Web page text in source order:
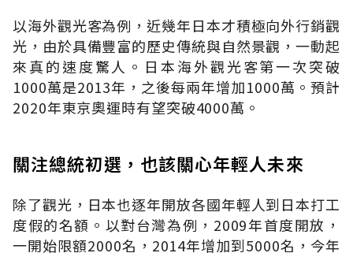
以海外觀光客為例，近幾年日本才積極向外行銷觀
光，由於具備豐富的歷史傳統與自然景觀，一動起
來真的速度驚人。日本海外觀光客第一次突破
1000萬是2013年，之後每兩年增加1000萬。預計
2020年東京奧運時有望突破4000萬。
關注總統初選，也該關心年輕人未來
除了觀光，日本也逐年開放各國年輕人到日本打工
度假的名額。以對台灣為例，2009年首度開放，
一開始限額2000名，2014年增加到5000名，今年